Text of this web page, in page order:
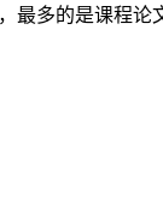
最多的是课程